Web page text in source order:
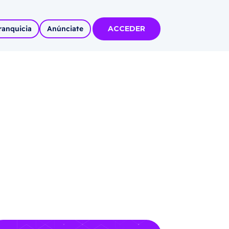
Anúnciate ACCEDER